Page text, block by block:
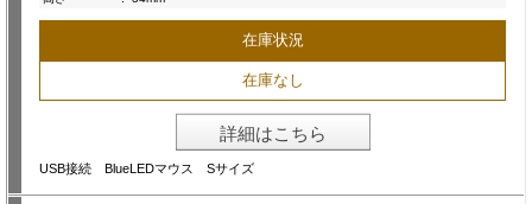
在庫状況
在庫なし
詳細はこちら
USB接続 BlueLEDマウス Sサイズ